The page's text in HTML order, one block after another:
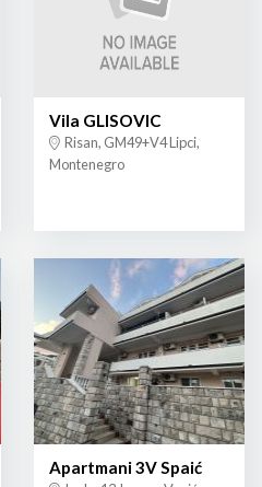
Vila GLISOVIC
Risan, GM49+V4 Lipci,
Montenegro
Apartmani 3V Spaić